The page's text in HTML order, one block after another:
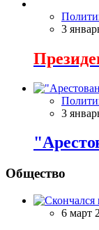
3
3
Общество
6 март